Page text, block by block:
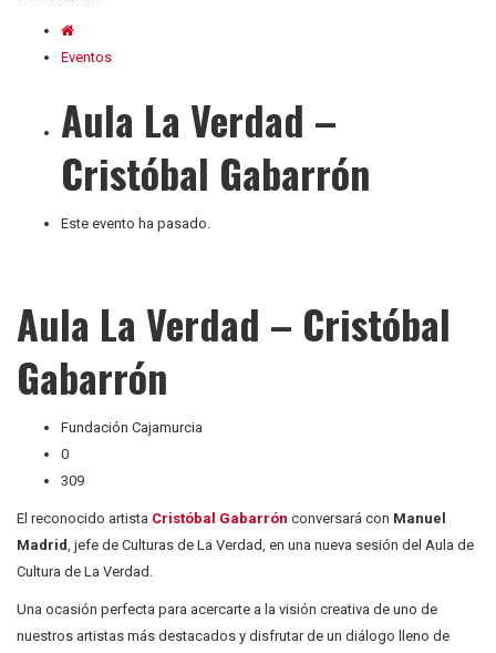
Eventos
Aula La Verdad –
Cristóbal Gabarrón
Este evento ha pasado.
Aula La Verdad – Cristóbal
Gabarrón
Fundación Cajamurcia
0
309
El reconocido artista Cristóbal Gabarrón conversará con Manuel
Madrid, jefe de Culturas de La Verdad, en una nueva sesión del Aula de
Cultura de La Verdad.
Una ocasión perfecta para acercarte a la visión creativa de uno de
nuestros artistas más destacados y disfrutar de un diálogo lleno de